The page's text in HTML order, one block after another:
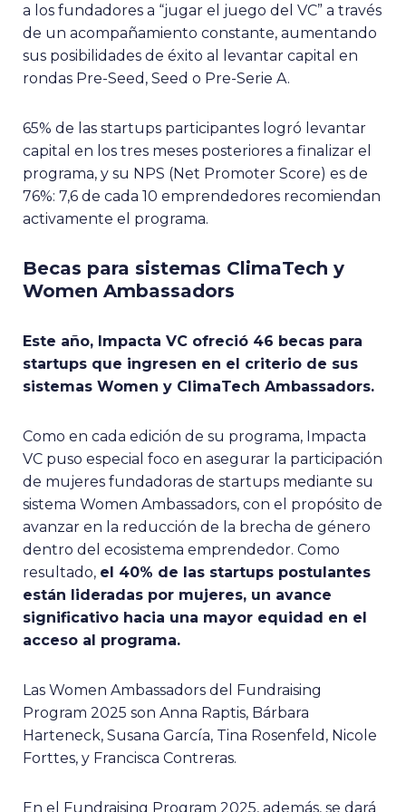
a los fundadores a “jugar el juego del VC” a través
de un acompañamiento constante, aumentando
sus posibilidades de éxito al levantar capital en
rondas Pre-Seed, Seed o Pre-Serie A.
65% de las startups participantes logró levantar
capital en los tres meses posteriores a finalizar el
programa, y su NPS (Net Promoter Score) es de
76%: 7,6 de cada 10 emprendedores recomiendan
activamente el programa.
Becas para sistemas ClimaTech y
Women Ambassadors
Este año, Impacta VC ofreció 46 becas para
startups que ingresen en el criterio de sus
sistemas Women y ClimaTech Ambassadors.
Como en cada edición de su programa, Impacta
VC puso especial foco en asegurar la participación
de mujeres fundadoras de startups mediante su
sistema Women Ambassadors, con el propósito de
avanzar en la reducción de la brecha de género
dentro del ecosistema emprendedor. Como
resultado, el 40% de las startups postulantes
están lideradas por mujeres, un avance
significativo hacia una mayor equidad en el
acceso al programa.
Las Women Ambassadors del Fundraising
Program 2025 son Anna Raptis, Bárbara
Harteneck, Susana García, Tina Rosenfeld, Nicole
Forttes, y Francisca Contreras.
En el Fundraising Program 2025, además, se dará